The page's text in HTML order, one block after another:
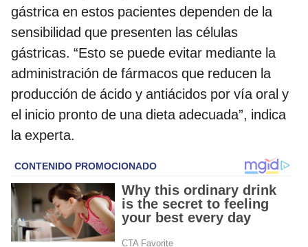
gástrica en estos pacientes dependen de la
sensibilidad que presenten las células
gástricas. “Esto se puede evitar mediante la
administración de fármacos que reducen la
producción de ácido y antiácidos por vía oral y
el inicio pronto de una dieta adecuada”, indica
la experta.